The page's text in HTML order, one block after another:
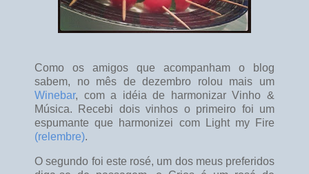
Como os amigos que acompanham o blog
sabem, no mês de dezembro rolou mais um
Winebar, com a idéia de harmonizar Vinho &
Música. Recebi dois vinhos o primeiro foi um
espumante que harmonizei com Light my Fire
(relembre).
O segundo foi este rosé, um dos meus preferidos